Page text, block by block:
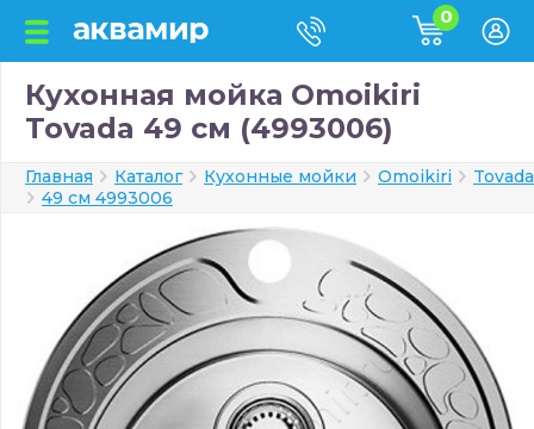
0
Кухонная мойка Omoikiri
Tovada 49 см (4993006)
Главная Каталог Кухонные мойки Omoikiri
Tovada
49 см 4993006